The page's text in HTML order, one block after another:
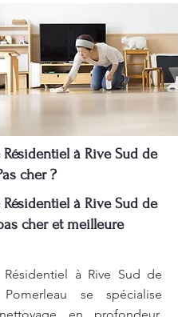
à Rive Sud de
cher ?
à Rive Sud de
cher et meilleure
Résidentiel à Rive Sud de
Pomerleau se spécialise